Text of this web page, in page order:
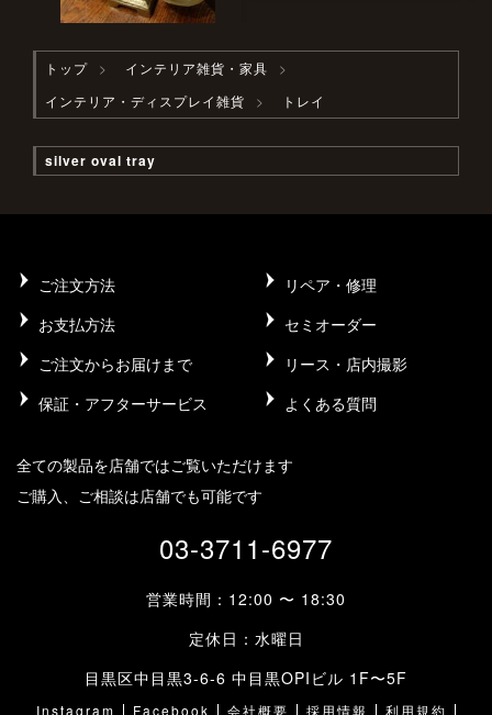
トップ
インテリア雑貨・家具
インテリア・ディスプレイ雑貨
トレイ
silver oval tray
ご注文方法
リペア・修理
お支払方法
セミオーダー
ご注文からお届けまで
リース・店内撮影
保証・アフターサービス
よくある質問
全ての製品を店舗ではご覧いただけます
ご購入、ご相談は店舗でも可能です
03-3711-6977
営業時間：12:00 〜 18:30
定休日：水曜日
目黒区中目黒3-6-6 中目黒OPIビル 1F〜5F
Instagram Facebook 会社概要 採用情報 利用規約